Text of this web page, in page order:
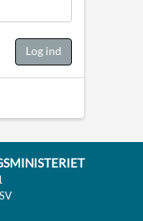
Log ind